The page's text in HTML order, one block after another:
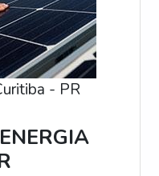
- PR